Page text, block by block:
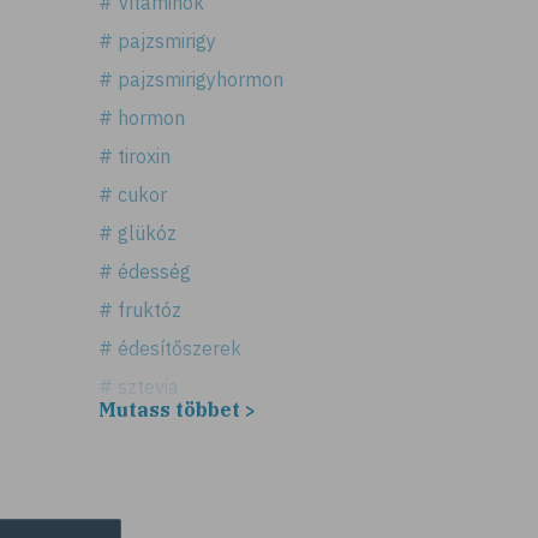
# pajzsmirigy
# pajzsmirigyhormon
# hormon
# tiroxin
# cukor
# glükóz
# édesség
# fruktóz
# édesítőszerek
# sztevia
Mutass többet >